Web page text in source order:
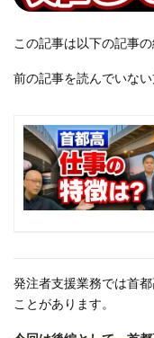
この記事は以下の記事の
前の記事を読んでいな
発注者支援業務では首
ことがあります。